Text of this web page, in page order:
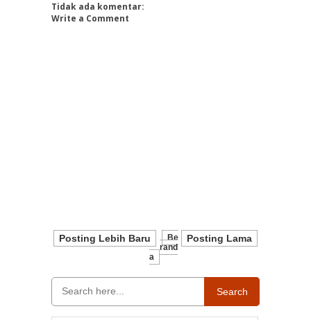
Tidak ada komentar:
Write a Comment
Posting Lebih Baru Posting Lama
Be
Rand
A
Search